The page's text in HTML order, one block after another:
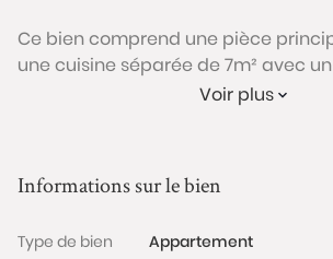
Ce bien comprend une pièce
une cuisine séparée de 7m² avec
avec fenêtre, un WC séparé et un
parquet et des fenêtres en double
Ce bien bénéficie à la fois du calme
Voir plus
Informations sur le bien
Type de bien
Appartement